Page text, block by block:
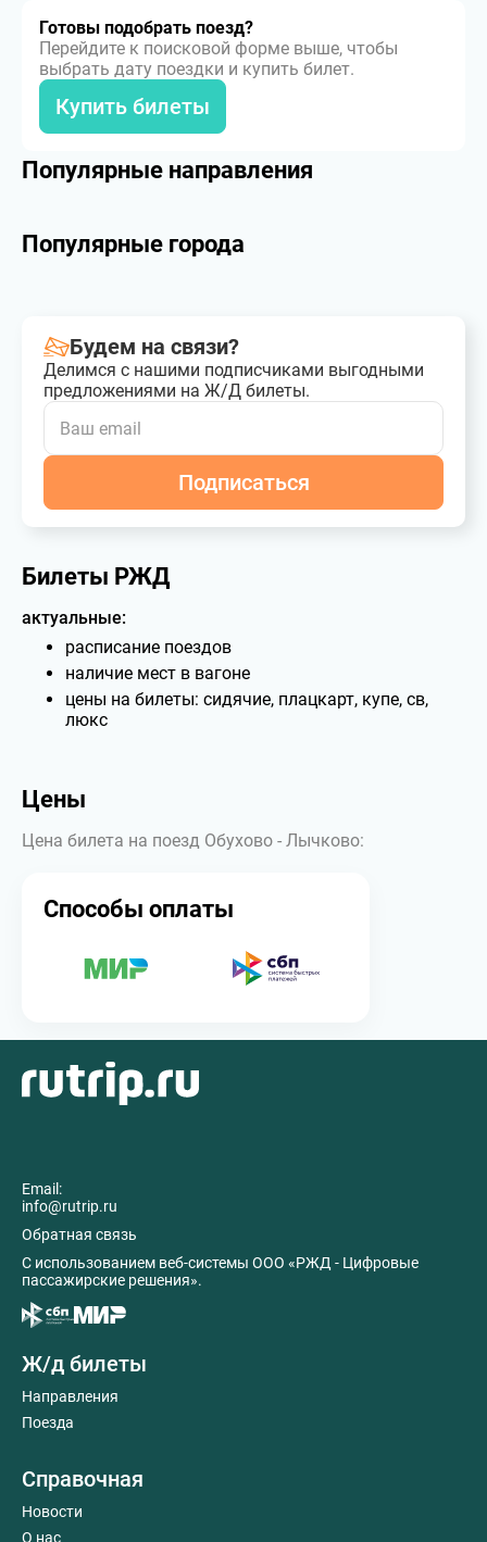
Готовы подобрать поезд?
Перейдите к поисковой форме выше, чтобы
выбрать дату поездки и купить билет.
Купить билеты
Популярные направления
Популярные города
Будем на связи?
Делимся с нашими подписчиками выгодными
предложениями на Ж/Д билеты.
Подписаться
Билеты РЖД
актуальные:
расписание поездов
наличие мест в вагоне
цены на билеты: сидячие, плацкарт, купе, св,
люкс
Цены
Цена билета на поезд Обухово - Лычково:
Способы оплаты
Email:
info@rutrip.ru
Обратная связь
C использованием веб-системы ООО «РЖД - Цифровые
пассажирские решения».
Ж/д билеты
Направления
Поезда
Справочная
Новости
О нас